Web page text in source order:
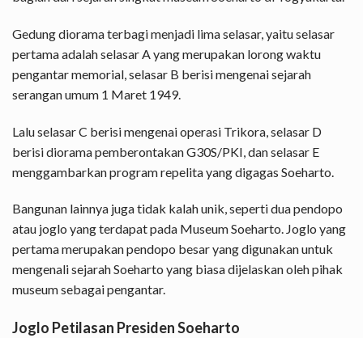
Gedung diorama terbagi menjadi lima selasar, yaitu selasar
pertama adalah selasar A yang merupakan lorong waktu
pengantar memorial, selasar B berisi mengenai sejarah
serangan umum 1 Maret 1949.
Lalu selasar C berisi mengenai operasi Trikora, selasar D
berisi diorama pemberontakan G30S/PKI, dan selasar E
menggambarkan program repelita yang digagas Soeharto.
Bangunan lainnya juga tidak kalah unik, seperti dua pendopo
atau joglo yang terdapat pada Museum Soeharto. Joglo yang
pertama merupakan pendopo besar yang digunakan untuk
mengenali sejarah Soeharto yang biasa dijelaskan oleh pihak
museum sebagai pengantar.
Joglo Petilasan Presiden Soeharto